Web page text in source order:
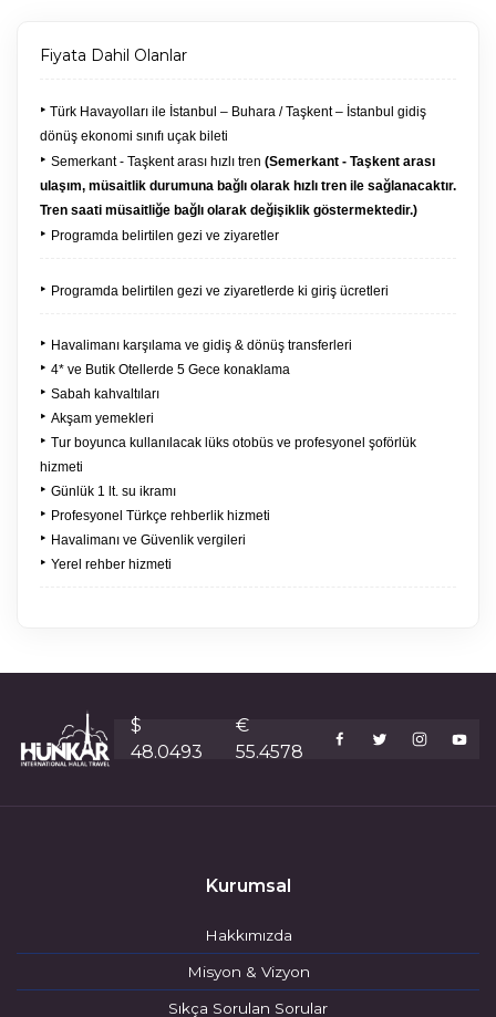
Fiyata Dahil Olanlar
‣ Türk Havayolları ile İstanbul – Buhara / Taşkent – İstanbul gidiş
dönüş ekonomi sınıfı uçak bileti
‣ Semerkant - Taşkent arası hızlı tren (Semerkant - Taşkent arası
ulaşım, müsaitlik durumuna bağlı olarak hızlı tren ile sağlanacaktır.
Tren saati müsaitliğe bağlı olarak değişiklik göstermektedir.)
‣ Programda belirtilen gezi ve ziyaretler
‣ Programda belirtilen gezi ve ziyaretlerde ki giriş ücretleri
‣ Havalimanı karşılama ve gidiş & dönüş transferleri
‣ 4* ve Butik Otellerde 5 Gece konaklama
‣ Sabah kahvaltıları
‣ Akşam yemekleri
‣ Tur boyunca kullanılacak lüks otobüs ve profesyonel şoförlük
hizmeti
‣ Günlük 1 lt. su ikramı
‣ Profesyonel Türkçe rehberlik hizmeti
‣ Havalimanı ve Güvenlik vergileri
‣ Yerel rehber hizmeti
$
48.0493
€
55.4578
Kurumsal
Hakkımızda
Misyon & Vizyon
Sıkça Sorulan Sorular